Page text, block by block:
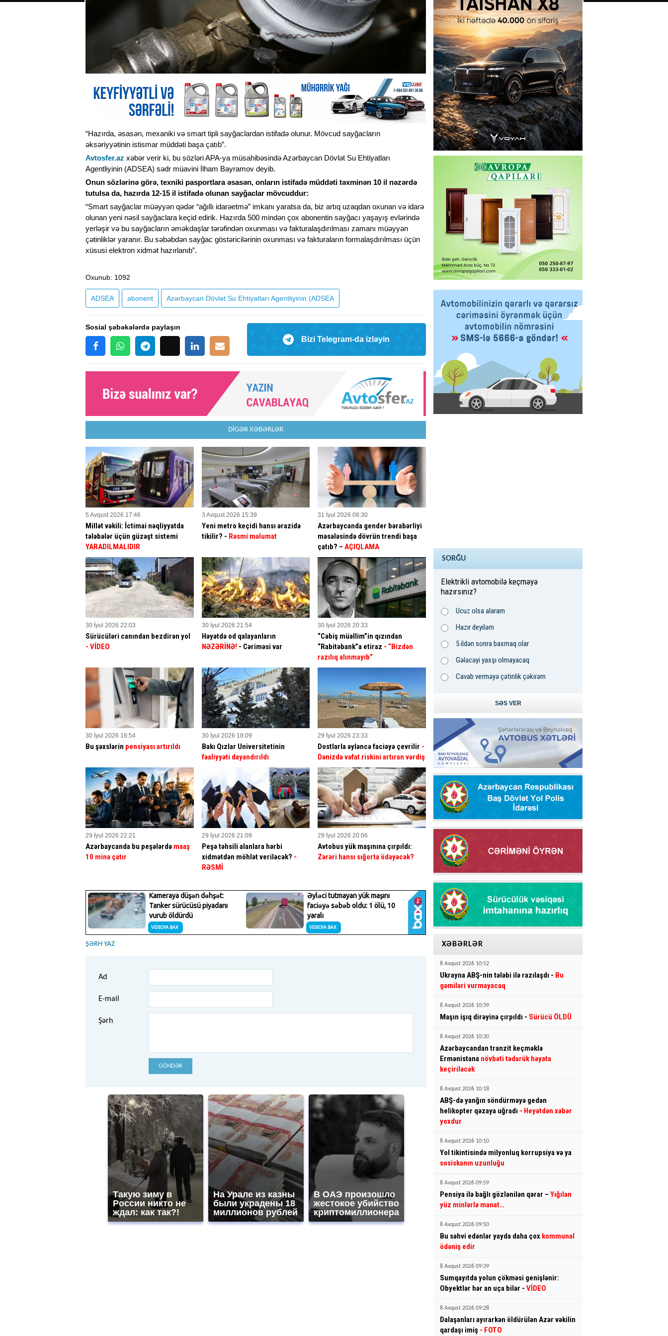
“Hazırda, əsasən, mexaniki və smart tipli sayğaclardan istifadə olunur. Mövcud sayğacların
əksəriyyətinin istismar müddəti başa çatıb”.
Avtosfer.az xəbər verir ki, bu sözləri APA-ya müsahibəsində Azərbaycan Dövlət Su Ehtiyatları
Agentliyinin (ADSEA) sədr müavini İlham Bayramov deyib.
Onun sözlərinə görə, texniki pasportlara əsasən, onların istifadə müddəti təxminən 10 il nəzərdə
tutulsa da, hazırda 12-15 il istifadə olunan sayğaclar mövcuddur:
“Smart sayğaclar müəyyən qədər “ağıllı idarəetmə” imkanı yaratsa da, biz artıq uzaqdan oxunan və idarə
olunan yeni nəsil sayğaclara keçid edirik. Hazırda 500 mindən çox abonentin sayğacı yaşayış evlərində
yerləşir və bu sayğacların əməkdaşlar tərəfindən oxunması və fakturalaşdırılması zamanı müəyyən
çətinliklər yaranır. Bu səbəbdən sayğac göstəricilərinin oxunması və fakturaların formalaşdırılması üçün
xüsusi elektron xidmət hazırlanıb”.
Oxunub: 1092
ADSEA abonent Azərbaycan Dövlət Su Ehtiyatları Agentliyinin (ADSEA
Sosial şəbəkələrdə paylaşın
Bizi Telegram-da izləyin
DİGƏR XƏBƏRLƏR
5 Avqust 2026 17:46
Millət vəkili: İctimai nəqliyyatda
tələbələr üçün güzəşt sistemi
YARADILMALIDIR
3 Avqust 2026 15:39
Yeni metro keçidi hansı ərazidə
tikilir? - Rəsmi məlumat
31 İyul 2026 08:30
Azərbaycanda gender bərabərliyi
məsələsində dövrün trendi başa
çatıb? –AÇIQLAMA
30 İyul 2026 22:03
Sürücüləri canından bezdirən yol
- VİDEO
30 İyul 2026 21:54
Həyətdə od qalayanların
NƏZƏRİNƏ! - Cəriməsi var
30 İyul 2026 20:33
“Cəbiş müəllim”in qızından
“Rabitəbank”a etiraz - “Bizdən
razılıq alınmayıb”
30 İyul 2026 18:54
Bu şəxslərin pensiyası artırıldı
30 İyul 2026 18:09
Bakı Qızlar Universitetinin
fəaliyyəti dayandırıldı
29 İyul 2026 23:33
Dostlarla əyləncə faciəyə çevrilir -
Dənizdə vəfat riskini artıran vərdiş
29 İyul 2026 22:21
Azərbaycanda bu peşələrdə maaş
10 minə çatır
29 İyul 2026 21:09
Peşə təhsili alanlara hərbi
xidmətdən möhlət veriləcək? -
RƏSMİ
29 İyul 2026 20:06
Avtobus yük maşınına çırpıldı:
Zərəri hansı sığorta ödəyəcək?
ŞƏRH YAZ
Ad
E-mail
Şərh
GÖNDƏR
Такую зиму в
России никто не
ждал: как так?!
На Урале из казны
были украдены 18
миллионов рублей
В ОАЭ произошло
жестокое убийство
криптомиллионера
SORĞU
Elektrikli avtomobilə keçməyə
hazırsınız?
Ucuz olsa alaram
Hazır deyiləm
5 ildən sonra baxmaq olar
Gələcəyi yaxşı olmayacaq
Cavab verməyə çətinlik çəkirəm
XƏBƏRLƏR
8 Avqust 2026 10:52
Ukrayna ABŞ-nin tələbi ilə razılaşdı - Bu
gəmiləri vurmayacaq
8 Avqust 2026 10:39
Maşın işıq dirəyinə çırpıldı - Sürücü ÖLDÜ
8 Avqust 2026 10:30
Azərbaycandan tranzit keçməklə
Ermənistana növbəti tədarük həyata
keçiriləcək
8 Avqust 2026 10:18
ABŞ-də yanğın söndürməyə gedən
helikopter qəzaya uğradı - Heyətdən xəbər
yoxdur
8 Avqust 2026 10:10
Yol tikintisində milyonluq korrupsiya və ya
sosiskanın uzunluğu
8 Avqust 2026 09:59
Pensiya ilə bağlı gözlənilən qərar – Yığılan
yüz minlərlə manat…
8 Avqust 2026 09:50
Bu səhvi edənlər yayda daha çox kommunal
ödəniş edir
8 Avqust 2026 09:39
Sumqayıtda yolun çökməsi genişlənir:
Obyektlər hər an uça bilər - VİDEO
8 Avqust 2026 09:28
Dalaşanları ayırarkən öldürülən Azər vəkilin
qardaşı imiş - FOTO